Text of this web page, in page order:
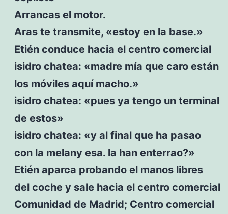
Arrancas el motor.
Aras te transmite, «estoy en la base.»
Etién conduce hacia el centro comercial
isidro chatea: «madre mía que caro están
los móviles aquí macho.»
isidro chatea: «pues ya tengo un terminal
de estos»
isidro chatea: «y al final que ha pasao
con la melany esa. la han enterrao?»
Etién aparca probando el manos libres
del coche y sale hacia el centro comercial
Comunidad de Madrid; Centro comercial